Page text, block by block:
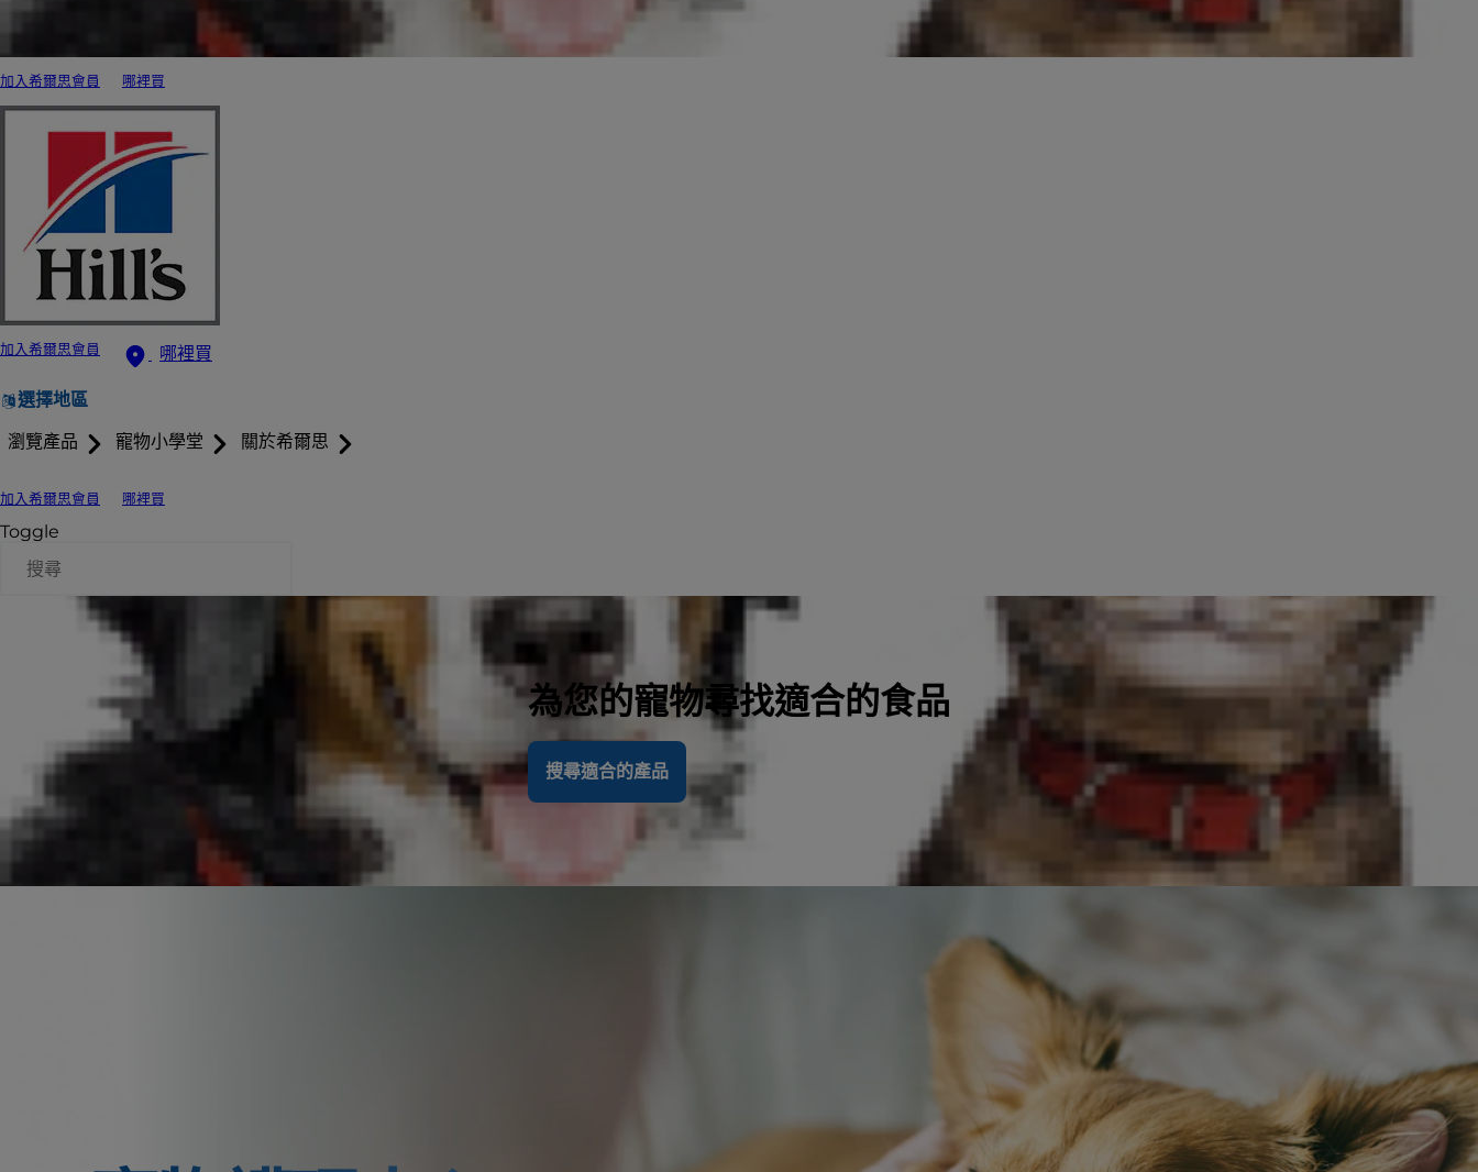
加入希爾思會員 哪裡買
加入希爾思會員 哪裡買
選擇地區
瀏覽產品 寵物小學堂 關於希爾思
加入希爾思會員 哪裡買
Toggle
為您的寵物尋找適合的食品
搜尋適合的產品